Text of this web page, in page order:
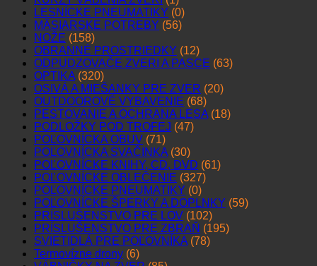
LESNÍCKE PNEUMATIKY (0)
MÄSIARSKE POTREBY (56)
NOŽE (158)
OBRANNÉ PROSTRIEDKY (12)
ODPUDZOVAČE ZVERI A PASCE (63)
OPTIKA (320)
OSIVÁ A MIEŠANKY PRE ZVER (20)
OUTDOOROVÉ VYBAVENIE (68)
PESTOVANIE A OCHRANA LESA (18)
PODLOŽKY POD TROFEJ (47)
POĽOVNÍCKA OBUV (71)
POĽOVNÍCKA SVAČINKA (30)
POĽOVNÍCKE KNIHY, CD, DVD (61)
POĽOVNÍCKE OBLEČENIE (327)
POĽOVNÍCKE PNEUMATIKY (0)
POĽOVNÍCKE ŠPERKY A DOPLNKY (59)
PRÍSLUŠENSTVO PRE LOV (102)
PRÍSLUŠENSTVO PRE ZBRAŇ (195)
SVIETIDLÁ PRE POĽOVNÍKA (78)
Termovízne drony (6)